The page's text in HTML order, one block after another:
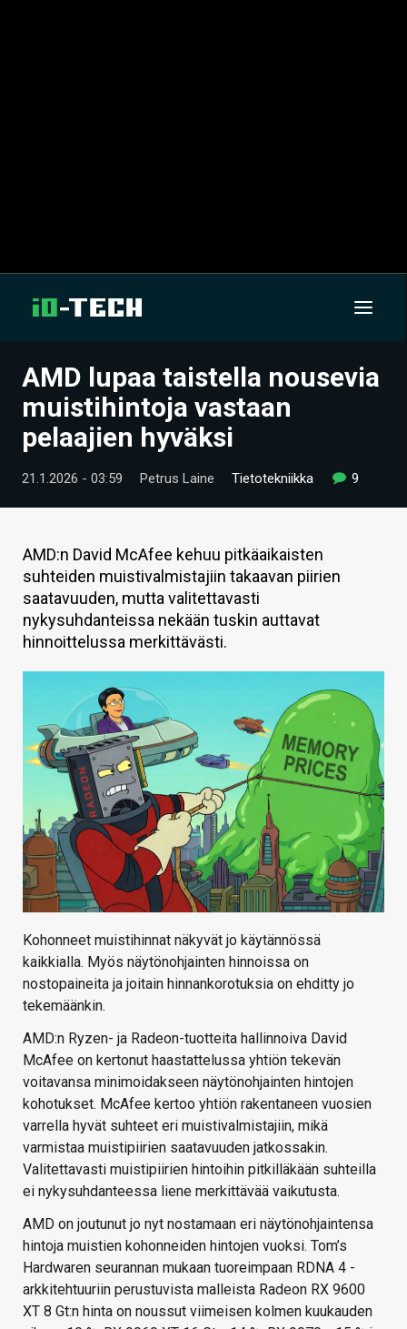
UUTISET
ARTIKKELIT
VIDEOT
TECHBBS
TIETOA
HINTA.FI
KAUPPA
HAKU
AMD lupaa taistella nousevia
muistihintoja vastaan
pelaajien hyväksi
21.1.2026 - 03:59 Petrus Laine Tietotekniikka 9
AMD:n David McAfee kehuu pitkäaikaisten
suhteiden muistivalmistajiin takaavan piirien
saatavuuden, mutta valitettavasti
nykysuhdanteissa nekään tuskin auttavat
hinnoittelussa merkittävästi.
Kohonneet muistihinnat näkyvät jo käytännössä
kaikkialla. Myös näytönohjainten hinnoissa on
nostopaineita ja joitain hinnankorotuksia on ehditty jo
tekemäänkin.
AMD:n Ryzen- ja Radeon-tuotteita hallinnoiva David
McAfee on kertonut haastattelussa yhtiön tekevän
voitavansa minimoidakseen näytönohjainten hintojen
kohotukset. McAfee kertoo yhtiön rakentaneen vuosien
varrella hyvät suhteet eri muistivalmistajiin, mikä
varmistaa muistipiirien saatavuuden jatkossakin.
Valitettavasti muistipiirien hintoihin pitkilläkään suhteilla
ei nykysuhdanteessa liene merkittävää vaikutusta.
AMD on joutunut jo nyt nostamaan eri näytönohjaintensa
hintoja muistien kohonneiden hintojen vuoksi. Tom’s
Hardwaren seurannan mukaan tuoreimpaan RDNA 4 -
arkkitehtuuriin perustuvista malleista Radeon RX 9600
XT 8 Gt:n hinta on noussut viimeisen kolmen kuukauden